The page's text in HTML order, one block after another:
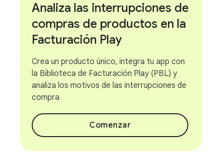
Analiza las interrupciones de
compras de productos en la
Facturación Play
Crea un producto único, integra tu app con
la Biblioteca de Facturación Play (PBL) y
analiza los motivos de las interrupciones de
compra
Comenzar